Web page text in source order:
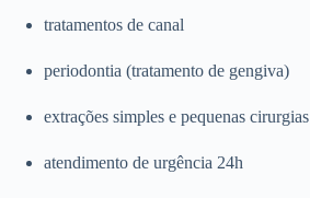
tratamentos de canal
periodontia (tratamento de gengiva)
extrações simples e pequenas cirurgias
atendimento de urgência 24h